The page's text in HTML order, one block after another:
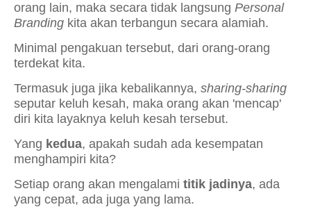
orang lain, maka secara tidak langsung Personal
Branding kita akan terbangun secara alamiah.
Minimal pengakuan tersebut, dari orang-orang
terdekat kita.
Termasuk juga jika kebalikannya, sharing-sharing
seputar keluh kesah, maka orang akan 'mencap'
diri kita layaknya keluh kesah tersebut.
Yang kedua, apakah sudah ada kesempatan
menghampiri kita?
Setiap orang akan mengalami titik jadinya, ada
yang cepat, ada juga yang lama.